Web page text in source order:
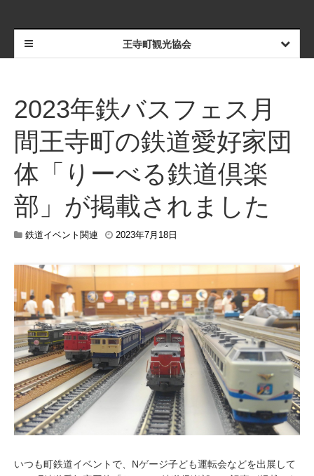
王寺町観光協会
2023年鉄バスフェス月
間王寺町の鉄道愛好家団
体「りーべる鉄道倶楽
部」が掲載されました
鉄道イベント関連 2023年7月18日
7
月
3
0
日
いつも町鉄道イベントで、Nゲージ子ども運転会などを出展して